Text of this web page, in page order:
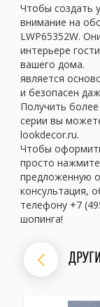
Чтобы создать
внимание на
LWP65352W.
интерьере
вашего дома.
является
и безопасен
Получить
серии вы
lookdecor.ru.
Чтобы
просто нажмите
предложенную
консультация,
телефону +7
шопинга!